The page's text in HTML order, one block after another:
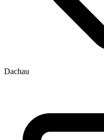
Dachau